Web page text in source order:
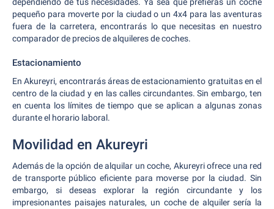
pequeño para moverte por la ciudad o un 4x4 para las aventuras
fuera de la carretera, encontrarás lo que necesitas en nuestro
comparador de precios de alquileres de coches.
Estacionamiento
En Akureyri, encontrarás áreas de estacionamiento gratuitas en el
centro de la ciudad y en las calles circundantes. Sin embargo, ten
en cuenta los límites de tiempo que se aplican a algunas zonas
durante el horario laboral.
Movilidad en Akureyri
Además de la opción de alquilar un coche, Akureyri ofrece una red
de transporte público eficiente para moverse por la ciudad. Sin
embargo, si deseas explorar la región circundante y los
impresionantes paisajes naturales, un coche de alquiler sería la